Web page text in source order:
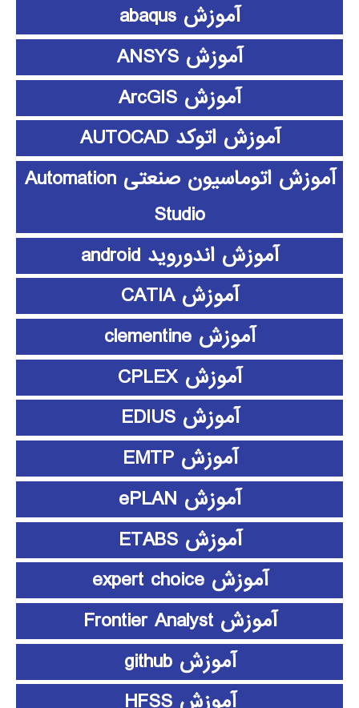
آموزش abaqus
آموزش ANSYS
آموزش ArcGIS
آموزش اتوکد AUTOCAD
آموزش اتوماسیون صنعتی Automation
Studio
آموزش اندوروید android
آموزش CATIA
آموزش clementine
آموزش CPLEX
آموزش EDIUS
آموزش EMTP
آموزش ePLAN
آموزش ETABS
آموزش expert choice
آموزش Frontier Analyst
آموزش github
آموزش HFSS